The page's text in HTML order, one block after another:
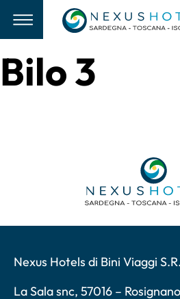
Bilo 3
Nexus Hotels di Bini Viaggi
La Sala snc, 57016 –